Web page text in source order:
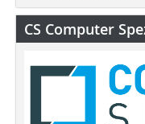
CS Computer